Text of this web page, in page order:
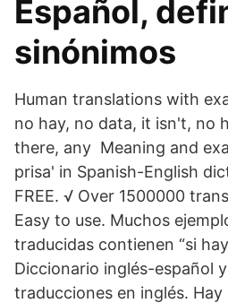
Español,
sinónimos
Human translations with
no hay, no data, it isn't, no
there, any Meaning and
prisa' in Spanish-English
FREE. √ Over 1500000
Easy to use. Muchos
traducidas contienen “si
Diccionario inglés-español
traducciones en inglés.